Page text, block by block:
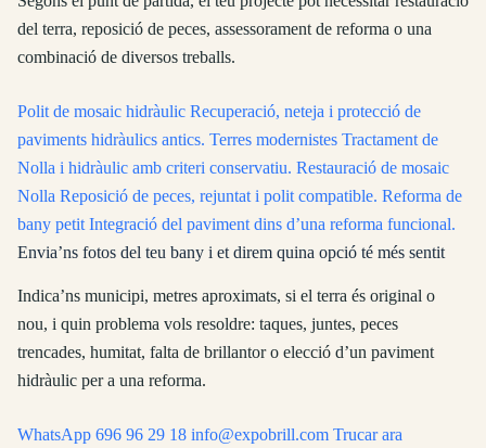
del terra, reposició de peces, assessorament de reforma o una
combinació de diversos treballs.
Polit de mosaic hidràulic Recuperació, neteja i protecció de
paviments hidràulics antics. Terres modernistes Tractament de
Nolla i hidràulic amb criteri conservatiu. Restauració de mosaic
Nolla Reposició de peces, rejuntat i polit compatible. Reforma de
bany petit Integració del paviment dins d’una reforma funcional.
Envia’ns fotos del teu bany i et direm quina opció té més sentit
Indica’ns municipi, metres aproximats, si el terra és original o
nou, i quin problema vols resoldre: taques, juntes, peces
trencades, humitat, falta de brillantor o elecció d’un paviment
hidràulic per a una reforma.
WhatsApp 696 96 29 18 info@expobrill.com Trucar ara